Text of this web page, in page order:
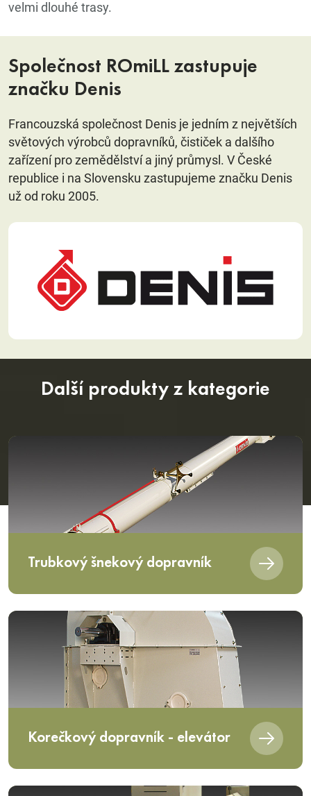
velmi dlouhé trasy.
Společnost ROmiLL zastupuje
značku Denis
Francouzská společnost Denis je jedním z největších
světových výrobců dopravníků, čističek a dalšího
zařízení pro zemědělství a jiný průmysl. V České
republice i na Slovensku zastupujeme značku Denis
už od roku 2005.
Další produkty z kategorie
Trubkový šnekový dopravník
Korečkový dopravník - elevátor